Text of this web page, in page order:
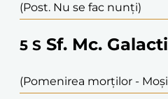
(Post. Nu se fac nunți)
5 S Sf. Mc.
(Pomenirea morților -